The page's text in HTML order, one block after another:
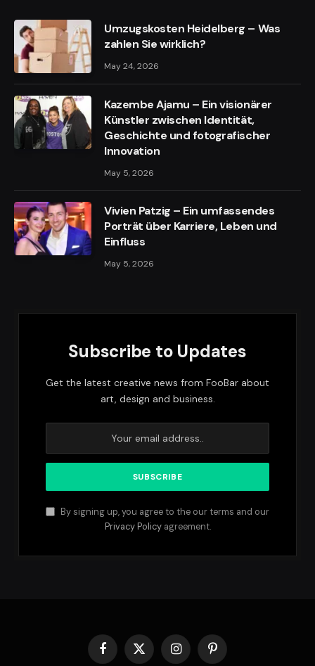
Umzugskosten Heidelberg – Was
zahlen Sie wirklich?
May 24, 2026
Kazembe Ajamu – Ein visionärer
Künstler zwischen Identität,
Geschichte und fotografischer
Innovation
May 5, 2026
Vivien Patzig – Ein umfassendes
Porträt über Karriere, Leben und
Einfluss
May 5, 2026
Subscribe to Updates
Get the latest creative news from FooBar about
art, design and business.
By signing up, you agree to the our terms and our
Privacy Policyagreement.
Facebook
X
InstagramPinterest